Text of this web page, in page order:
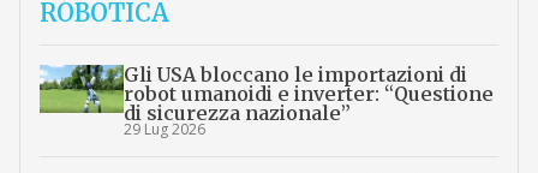
ROBOTICA
Gli USA bloccano le importazioni di
robot umanoidi e inverter: “Questione
di sicurezza nazionale”
29 Lug 2026